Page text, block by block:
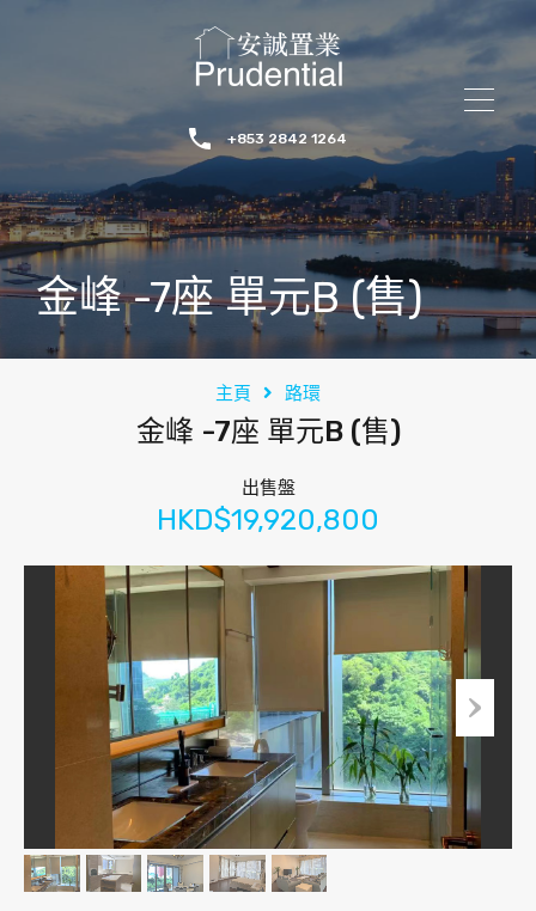
+853 2842 1264
金峰 -7座 單元B (售)
主頁 路環
金峰 -7座 單元B (售)
出售盤
HKD$19,920,800